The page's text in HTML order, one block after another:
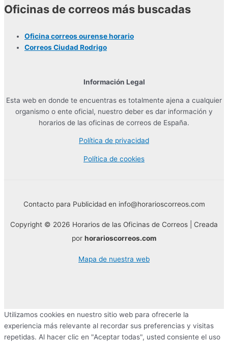
Oficinas de correos más buscadas
Oficina correos ourense horario
Correos Ciudad Rodrigo
Información Legal
Esta web en donde te encuentras es totalmente ajena a cualquier
organismo o ente oficial, nuestro deber es dar información y
horarios de las oficinas de correos de España.
Política de privacidad
Política de cookies
Contacto para Publicidad en info@horarioscorreos.com
Copyright © 2026 Horarios de las Oficinas de Correos | Creada
por horarioscorreos.com
Mapa de nuestra web
Utilizamos cookies en nuestro sitio web para ofrecerle la
experiencia más relevante al recordar sus preferencias y visitas
repetidas. Al hacer clic en "Aceptar todas", usted consiente el uso